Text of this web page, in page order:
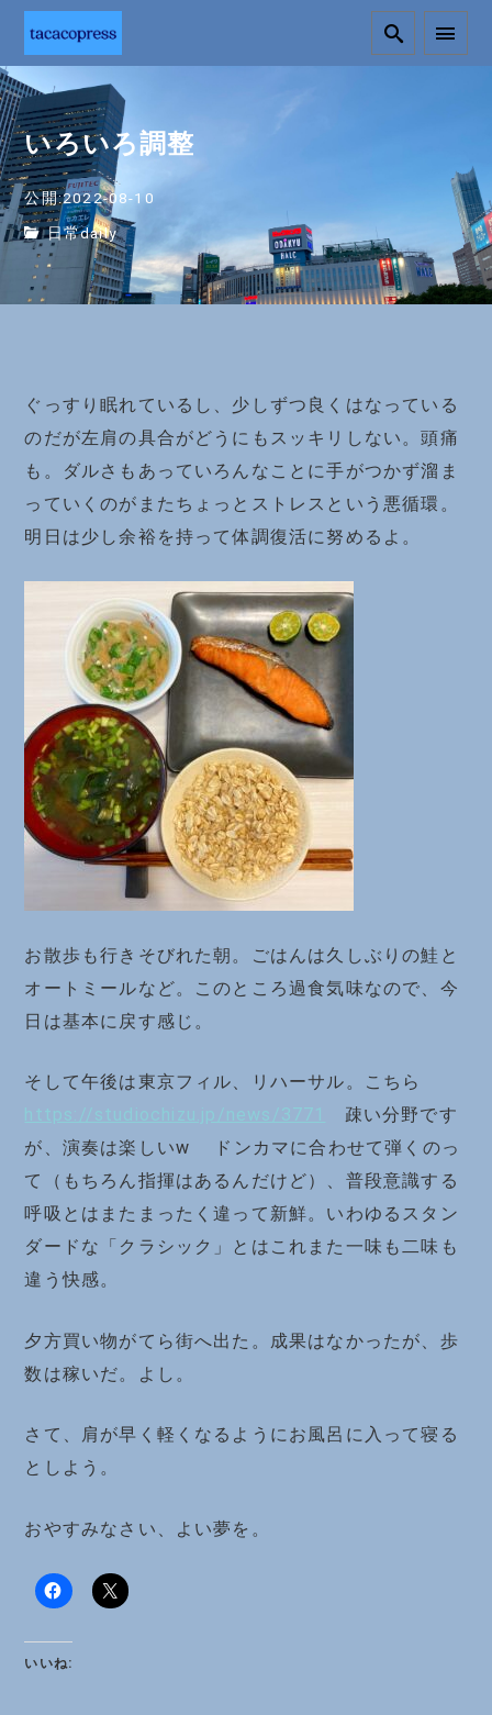
いろいろ調整
公開:2022-08-10
日常daily
ぐっすり眠れているし、少しずつ良くはなっている
のだが左肩の具合がどうにもスッキリしない。頭痛
も。ダルさもあっていろんなことに手がつかず溜ま
っていくのがまたちょっとストレスという悪循環。
明日は少し余裕を持って体調復活に努めるよ。
お散歩も行きそびれた朝。ごはんは久しぶりの鮭と
オートミールなど。このところ過食気味なので、今
日は基本に戻す感じ。
そして午後は東京フィル、リハーサル。こちら
https://studiochizu.jp/news/3771
疎い分野です
が、演奏は楽しいw ドンカマに合わせて弾くのっ
て（もちろん指揮はあるんだけど）、普段意識する
呼吸とはまたまったく違って新鮮。いわゆるスタン
ダードな「クラシック」とはこれまた一味も二味も
違う快感。
夕方買い物がてら街へ出た。成果はなかったが、歩
数は稼いだ。よし。
さて、肩が早く軽くなるようにお風呂に入って寝る
としよう。
おやすみなさい、よい夢を。
いいね: